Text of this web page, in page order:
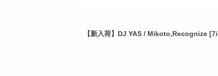
【新入荷】DJ YAS / Mikoto,Recognize